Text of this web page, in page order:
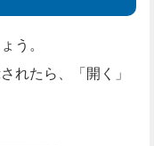
う。
れたら、「開く」